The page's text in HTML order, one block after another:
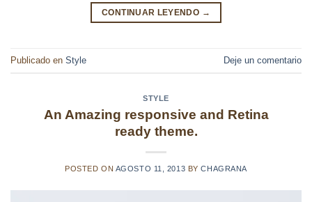
CONTINUAR LEYENDO →
Publicado en Style Deje un comentario
STYLE
An Amazing responsive and Retina
ready theme.
POSTED ON AGOSTO 11, 2013 BYCHAGRANA